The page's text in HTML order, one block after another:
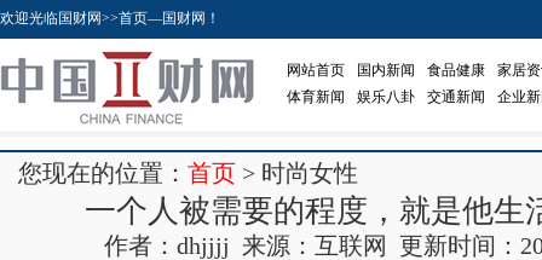
欢迎光临国财网>>首页—国财网！
网站首页 国内新闻 食品健康
家居
体育新闻
娱乐八卦 交通新闻 企业
您现在的位置： 首页 > 时尚女性
一个人被需要的程度，就是他生
作者：dhjjjj 来源：互联网 更新时间：